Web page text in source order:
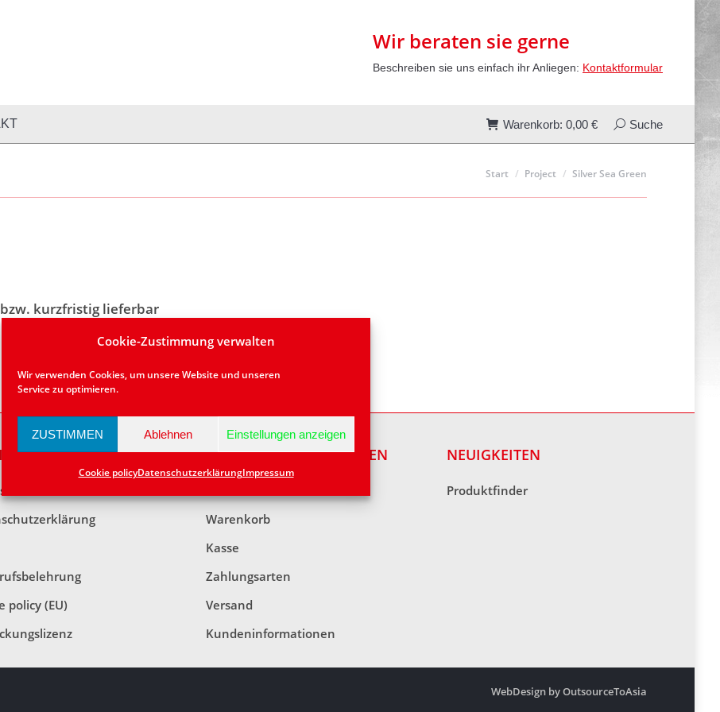
Cookie-Zustimmung verwalten
Wir verwenden Cookies, um unsere Website und unseren
Service zu optimieren.
ZUSTIMMEN Ablehnen Einstellungen anzeigen
Cookie policyDatenschutzerklärungImpressum
Wir beraten sie gerne
Beschreiben sie uns einfach ihr Anliegen: Kontaktformular
Warenkorb: 0,00 € Search:
Suche
Sie befinden sich hier:
Start Project Silver Sea Green
kurzfristig lieferbar
policy (EU)
KUNDENINFORMATIONEN
Warenkorb
Kasse
Zahlungsarten
Versand
Kundeninformationen
NEUIGKEITEN
Produktfinder
WebDesign by OutsourceToAsia